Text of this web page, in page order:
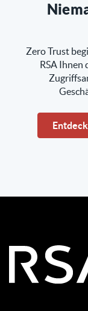
Zero Trust
RSA Ihnen